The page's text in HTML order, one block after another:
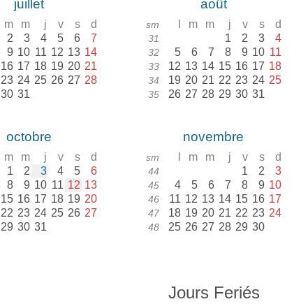
juillet
m m j v s d
2 3 4 5 6 7
9 10 11 12 13 14
16 17 18 19 20 21
23 24 25 26 27 28
30 31
août
sm m m j v s d
31 1 2 3 4
32 5 6 7 8 9 10 11
33 12 13 14 15 16 17 18
34 19 20 21 22 23 24 25
35 26 27 28 29 30 31
octobre
m m j v s d
1 2 3 4 5 6
8 9 10 11 12 13
15 16 17 18 19 20
22 23 24 25 26 27
29 30 31
novembre
sm m m j v s d
44 1 2 3
45 4 5 6 7 8 9 10
46 11 12 13 14 15 16 17
47 18 19 20 21 22 23 24
48 25 26 27 28 29 30
Jours Feriés